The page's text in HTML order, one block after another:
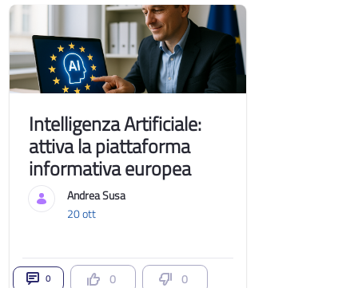
Intelligenza Artificiale:
attiva la piattaforma
informativa europea
Andrea Susa
20 ott
0 0 0